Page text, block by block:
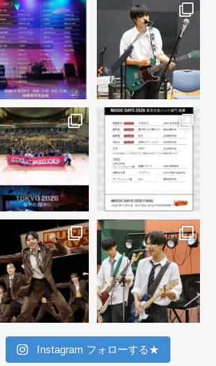
Instagram フォローする★